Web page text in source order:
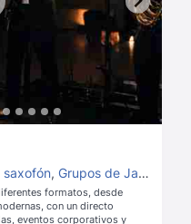
saxofón, Grupos de Jazz
formatos, desde
con un directo
eventos corporativos y